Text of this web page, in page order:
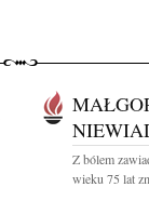
Z bólem
wieku 75 lat